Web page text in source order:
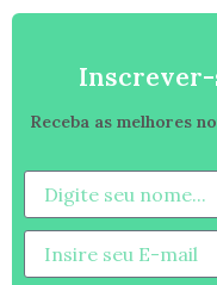
Receba as melhores